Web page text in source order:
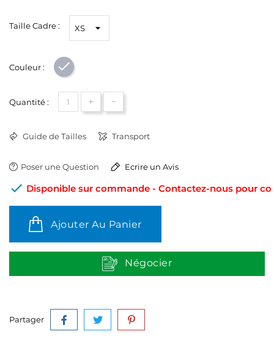
Taille Cadre :
Couleur : Gris
Quantité : + -
Guide de Tailles Transport
Poser une Question Ecrire un Avis
 Disponible sur commande - Contactez-nous pour
Ajouter Au Panier
Négocier
Partager